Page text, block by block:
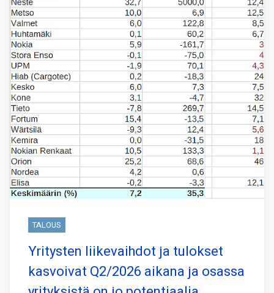
TALOUS
Yritysten liikevaihdot ja tulokset
kasvoivat Q2/2026 aikana ja osassa